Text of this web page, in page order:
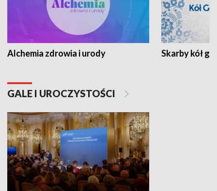
Alchemia zdrowia i urody Skarby kół
GALE I UROCZYSTOŚCI